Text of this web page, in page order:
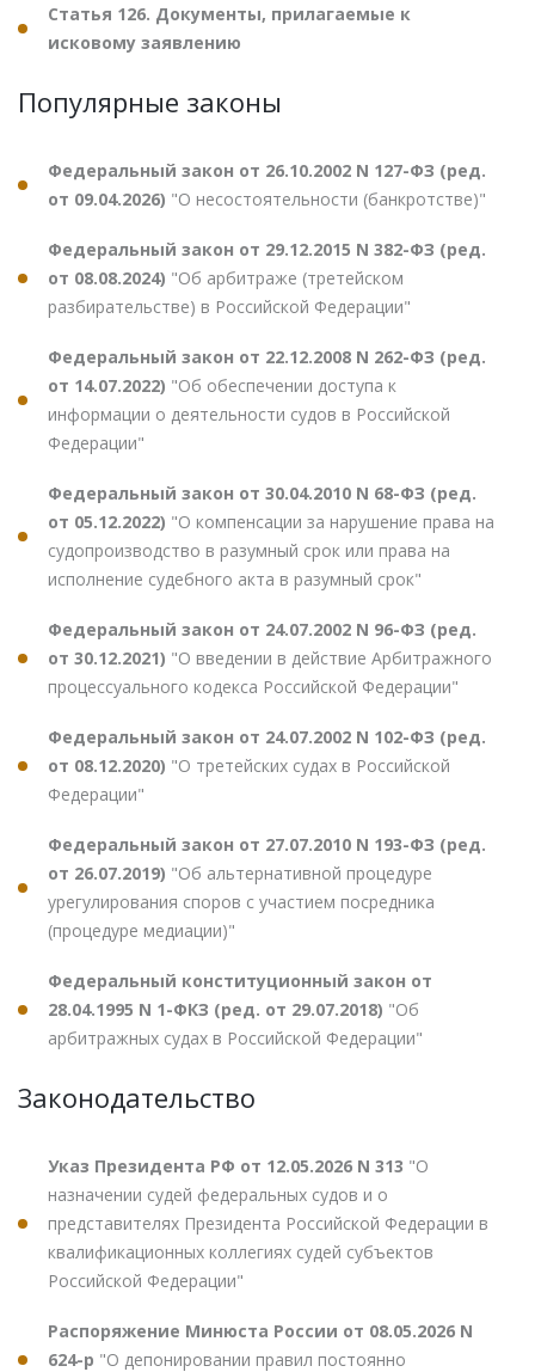
Статья 126. Документы, прилагаемые к
исковому заявлению
Популярные законы
Федеральный закон от 26.10.2002 N 127-ФЗ (ред.
от 09.04.2026) "О несостоятельности (банкротстве)"
Федеральный закон от 29.12.2015 N 382-ФЗ (ред.
от 08.08.2024) "Об арбитраже (третейском
разбирательстве) в Российской Федерации"
Федеральный закон от 22.12.2008 N 262-ФЗ (ред.
от 14.07.2022) "Об обеспечении доступа к
информации о деятельности судов в Российской
Федерации"
Федеральный закон от 30.04.2010 N 68-ФЗ (ред.
от 05.12.2022) "О компенсации за нарушение права на
судопроизводство в разумный срок или права на
исполнение судебного акта в разумный срок"
Федеральный закон от 24.07.2002 N 96-ФЗ (ред.
от 30.12.2021) "О введении в действие Арбитражного
процессуального кодекса Российской Федерации"
Федеральный закон от 24.07.2002 N 102-ФЗ (ред.
от 08.12.2020) "О третейских судах в Российской
Федерации"
Федеральный закон от 27.07.2010 N 193-ФЗ (ред.
от 26.07.2019) "Об альтернативной процедуре
урегулирования споров с участием посредника
(процедуре медиации)"
Федеральный конституционный закон от
28.04.1995 N 1-ФКЗ (ред. от 29.07.2018) "Об
арбитражных судах в Российской Федерации"
Законодательство
Указ Президента РФ от 12.05.2026 N 313 "О
назначении судей федеральных судов и о
представителях Президента Российской Федерации в
квалификационных коллегиях судей субъектов
Российской Федерации"
Распоряжение Минюста России от 08.05.2026 N
624-р "О депонировании правил постоянно